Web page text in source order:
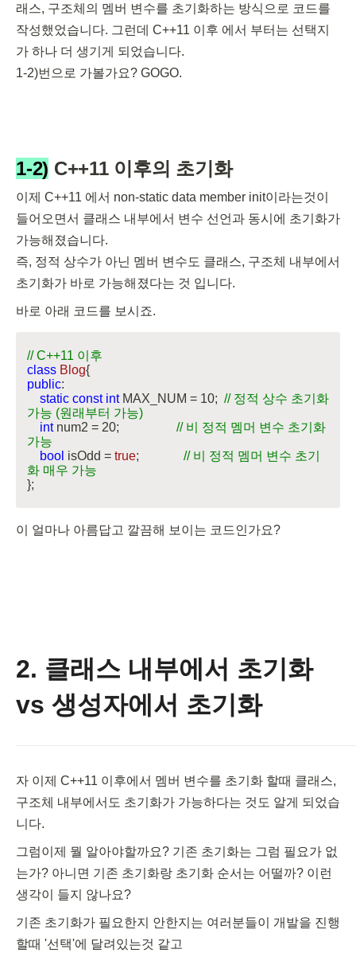
래스, 구조체의 멤버 변수를 초기화하는 방식으로 코드를
작성했었습니다. 그런데 C++11 이후 에서 부터는 선택지
가 하나 더 생기게 되었습니다.
1-2)번으로 가볼가요? GOGO.
1-2) C++11 이후의 초기화
이제 C++11 에서 non-static data member init이라는것이
들어오면서 클래스 내부에서 변수 선언과 동시에 초기화가
가능해졌습니다.
즉, 정적 상수가 아닌 멤버 변수도 클래스, 구조체 내부에서
초기화가 바로 가능해졌다는 것 입니다.
바로 아래 코드를 보시죠.
// C++11 이후
class Blog{
public:
static const int MAX_NUM = 10; // 정적 상수 초기화
가능 (원래부터 가능)
int num2 = 20; // 비 정적 멤머 변수 초기화
가능
bool isOdd = true; // 비 정적 멤머 변수 초기
화 매우 가능
};
이 얼마나 아름답고 깔끔해 보이는 코드인가요?
2. 클래스 내부에서 초기화
vs 생성자에서 초기화
자 이제 C++11 이후에서 멤버 변수를 초기화 할때 클래스,
구조체 내부에서도 초기화가 가능하다는 것도 알게 되었습
니다.
그럼이제 뭘 알아야할까요? 기존 초기화는 그럼 필요가 없
는가? 아니면 기존 초기화랑 초기화 순서는 어떨까? 이런
생각이 들지 않나요?
기존 초기화가 필요한지 안한지는 여러분들이 개발을 진행
할때 '선택'에 달려있는것 같고